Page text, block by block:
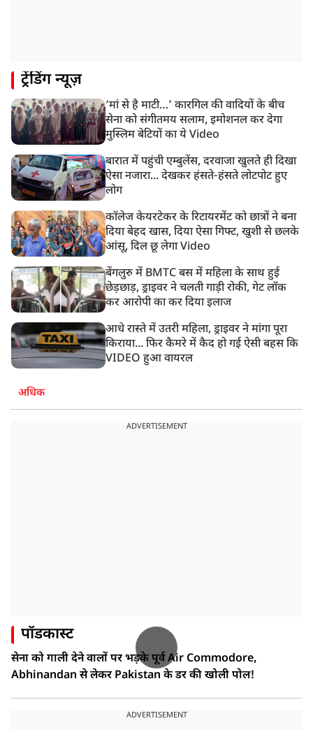
अभिषेक बनर्जी को आंखों के इलाज के लिए विदेश जाने की
1:40 PM
रांची: झारखंड विधानसभा परिसर में घुसे छात्र प्रदर्शनकारी,
पुलिस ने किया लाठीचार्ज
ट्रेंडिंग न्यूज़
‘मां से है माटी…’ कारगिल की वादियों के बीच
सेना को संगीतमय सलाम, इमोशनल कर देगा
मुस्लिम बेटियों का ये Video
बारात में पहुंची एम्बुलेंस, दरवाजा खुलते ही दिखा
ऐसा नजारा... देखकर हंसते-हंसते लोटपोट हुए
लोग
कॉलेज केयरटेकर के रिटायरमेंट को छात्रों ने बना
दिया बेहद खास, दिया ऐसा गिफ्ट, खुशी से छलके
आंसू, दिल छू लेगा Video
बेंगलुरु में BMTC बस में महिला के साथ हुई
छेड़छाड़, ड्राइवर ने चलती गाड़ी रोकी, गेट लॉक
कर आरोपी का कर दिया इलाज
आधे रास्ते में उतरी महिला, ड्राइवर ने मांगा पूरा
किराया... फिर कैमरे में कैद हो गई ऐसी बहस कि
VIDEO हुआ वायरल
अधिक
ADVERTISEMENT
पॉडकास्ट
सेना को गाली देने वालों पर भड़के पूर्व Air Commodore,
Abhinandan से लेकर Pakistan के डर की खोली पोल!
ADVERTISEMENT